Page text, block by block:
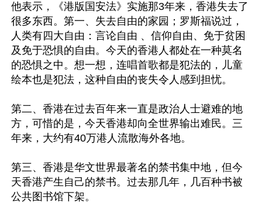
他表示，《港版国安法》实施那3年来，香港失去了
很多东西。第一、失去自由的家园；罗斯福说过，
人类有四大自由：言论自由 、信仰自由、免于贫困
及免于恐惧的自由。今天的香港人都处在一种莫名
的恐惧之中。想一想，连唱首歌都是犯法的，儿童
绘本也是犯法，这种自由的丧失令人感到担忧。
第二、香港在过去百年来一直是政治人士避难的地
方，可惜的是，今天香港却向全世界输出难民。三
年来，大约有40万港人流散海外各地。
第三、香港是华文世界最著名的禁书集中地，但今
天香港产生自己的禁书。过去那几年，几百种书被
公共图书馆下架。